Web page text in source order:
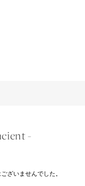
-
ざいませんでした。